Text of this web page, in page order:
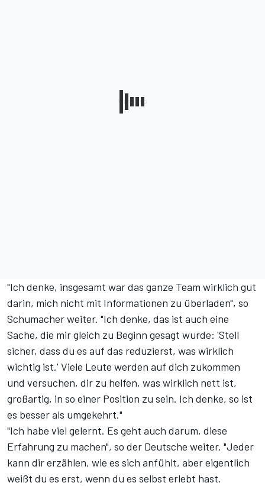
"Ich denke, insgesamt war das ganze Team wirklich gut
darin, mich nicht mit Informationen zu überladen", so
Schumacher weiter. "Ich denke, das ist auch eine
Sache, die mir gleich zu Beginn gesagt wurde: 'Stell
sicher, dass du es auf das reduzierst, was wirklich
wichtig ist.' Viele Leute werden auf dich zukommen
und versuchen, dir zu helfen, was wirklich nett ist,
großartig, in so einer Position zu sein. Ich denke, so ist
es besser als umgekehrt."
"Ich habe viel gelernt. Es geht auch darum, diese
Erfahrung zu machen", so der Deutsche weiter. "Jeder
kann dir erzählen, wie es sich anfühlt, aber eigentlich
weißt du es erst, wenn du es selbst erlebt hast.